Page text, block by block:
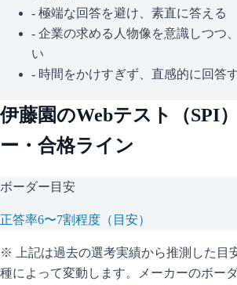
- 極端な回答を避け、素直に答える
- 企業の求める人物像を意識しつつ
い
- 時間をかけすぎず、直感的に回答
伊藤園のWebテスト（SPI
ー・合格ライン
ボーダー目安
正答率6〜7割程度（目安）
※ 上記は過去の選考実績から推測した目
種によって変動します。
メーカーのボー